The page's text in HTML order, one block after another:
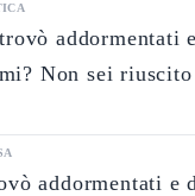
addormentati
Non sei
addormentati e